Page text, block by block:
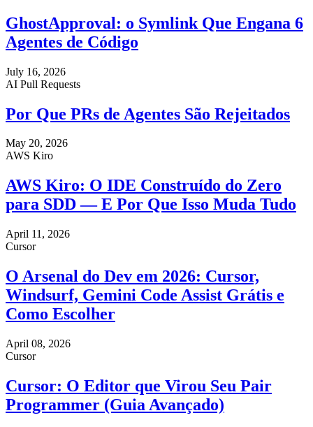
GhostApproval: o Symlink Que Engana 6
Agentes de Código
July 16, 2026
AI Pull Requests
Por Que PRs de Agentes São Rejeitados
May 20, 2026
AWS Kiro
AWS Kiro: O IDE Construído do Zero
para SDD — E Por Que Isso Muda Tudo
April 11, 2026
Cursor
O Arsenal do Dev em 2026: Cursor,
Windsurf, Gemini Code Assist Grátis e
Como Escolher
April 08, 2026
Cursor
Cursor: O Editor que Virou Seu Pair
Programmer (Guia Avançado)